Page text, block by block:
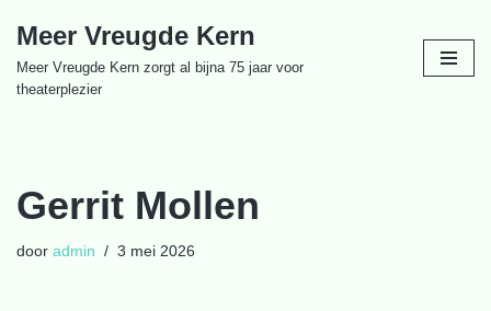
Ga
naar
Meer Vreugde Kern
Meer Vreugde Kern zorgt al bijna 75 jaar voor
theaterplezier
Gerrit Mollen
door admin 3 mei 2026